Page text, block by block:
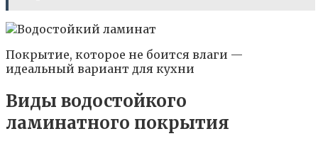
Покрытие, которое не боится влаги —
идеальный вариант для кухни
Виды водостойкого
ламинатного покрытия